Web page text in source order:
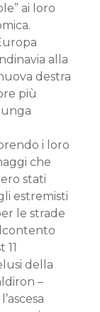
ai loro
alla
destra
più
i loro
che
stati
estremisti
le strade
11
della
–